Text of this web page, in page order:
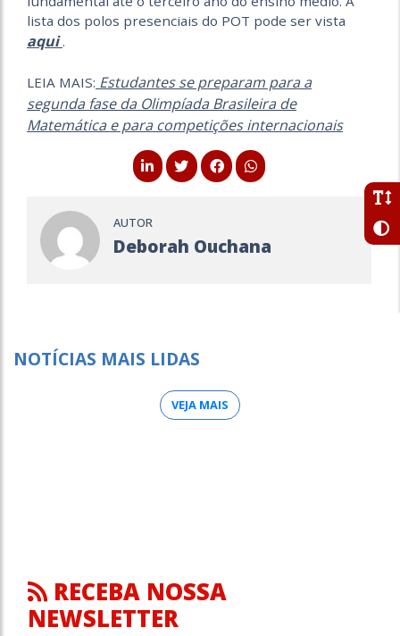
lista dos polos presenciais do POT pode ser vista
aqui.
LEIA MAIS: Estudantes se preparam para a
segunda fase da Olimpíada Brasileira de
Matemática e para competições internacionais
AUTOR
Deborah Ouchana
NOTÍCIAS MAIS LIDAS
VEJA MAIS
RECEBA NOSSA
NEWSLETTER